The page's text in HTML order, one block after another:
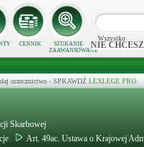
CENNIK
SZUKANIE
ZAAWANSOWANE
Wszystko
NIE
orzecznictwo - SPRAWDŹ LEXLEGE PRO
Skarbowej
Art. 49ac. Ustawa o Krajowej